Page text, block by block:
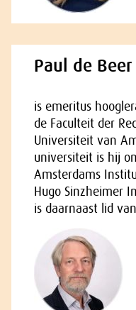
Paul de Beer
is emeritus
de Faculteit der
Universiteit van
universiteit is hij
Amsterdams
Hugo Sinzheimer
is daarnaast lid